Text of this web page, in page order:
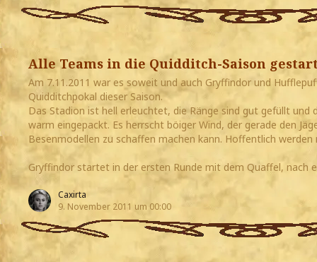
Alle Teams in die Quidditch-Saison
Am 7.11.2011 war es soweit und auch Gryffindor und
Quidditchpokal dieser Saison.
Das Stadion ist hell erleuchtet, die Ränge sind gut gefüllt und
warm eingepackt. Es herrscht böiger Wind, der gerade den
Besenmodellen zu schaffen machen kann. Hoffentlich
Gryffindor startet in der ersten Runde mit dem Quaffel, nach
Caxirta
9. November 2011 um 00:00